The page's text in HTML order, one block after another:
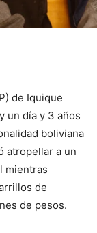
de Iquique
un día y 3 años
boliviana
atropellar a un
mientras
de
de pesos.